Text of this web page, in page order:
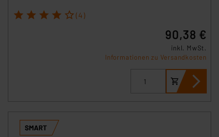
1 2 3 4 5 (4)
90,38 €
inkl. MwSt.
Informationen zu Versandkosten